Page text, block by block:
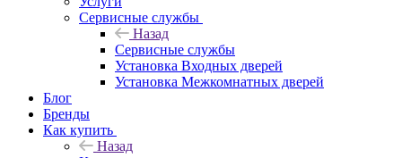
Сервисные службы
Назад
Сервисные службы
Установка Входных дверей
Установка Межкомнатных дверей
Блог
Бренды
Как купить
Назад